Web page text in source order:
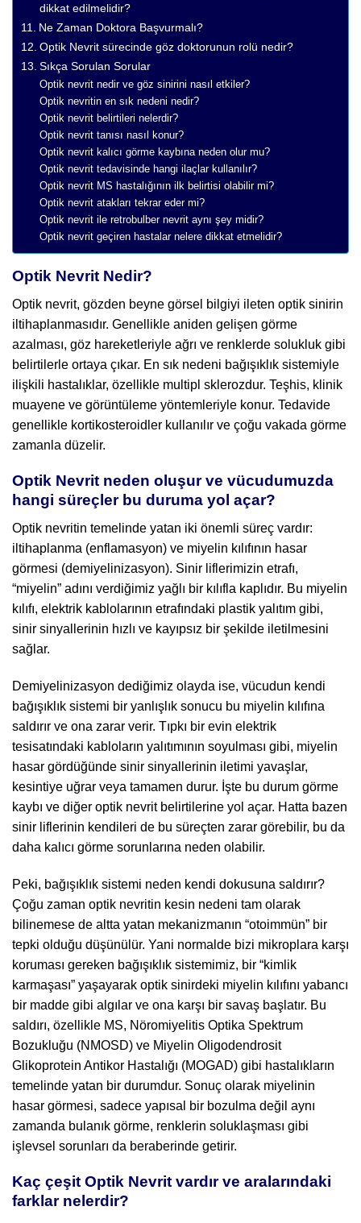
dikkat edilmelidir?
Ne Zaman Doktora Başvurmalı?
Optik Nevrit sürecinde göz doktorunun rolü nedir?
Sıkça Sorulan Sorular
Optik nevrit nedir ve göz sinirini nasıl etkiler?
Optik nevritin en sık nedeni nedir?
Optik nevrit belirtileri nelerdir?
Optik nevrit tanısı nasıl konur?
Optik nevrit kalıcı görme kaybına neden olur mu?
Optik nevrit tedavisinde hangi ilaçlar kullanılır?
Optik nevrit MS hastalığının ilk belirtisi olabilir mi?
Optik nevrit atakları tekrar eder mi?
Optik nevrit ile retrobulber nevrit aynı şey midir?
Optik nevrit geçiren hastalar nelere dikkat etmelidir?
Optik Nevrit Nedir?
Optik nevrit, gözden beyne görsel bilgiyi ileten optik sinirin
iltihaplanmasıdır. Genellikle aniden gelişen görme
azalması, göz hareketleriyle ağrı ve renklerde solukluk gibi
belirtilerle ortaya çıkar. En sık nedeni bağışıklık sistemiyle
ilişkili hastalıklar, özellikle multipl sklerozdur. Teşhis, klinik
muayene ve görüntüleme yöntemleriyle konur. Tedavide
genellikle kortikosteroidler kullanılır ve çoğu vakada görme
zamanla düzelir.
Optik Nevrit neden oluşur ve vücudumuzda
hangi süreçler bu duruma yol açar?
Optik nevritin temelinde yatan iki önemli süreç vardır:
iltihaplanma (enflamasyon) ve miyelin kılıfının hasar
görmesi (demiyelinizasyon). Sinir liflerimizin etrafı,
“miyelin” adını verdiğimiz yağlı bir kılıfla kaplıdır. Bu miyelin
kılıfı, elektrik kablolarının etrafındaki plastik yalıtım gibi,
sinir sinyallerinin hızlı ve kayıpsız bir şekilde iletilmesini
sağlar.
Demiyelinizasyon dediğimiz olayda ise, vücudun kendi
bağışıklık sistemi bir yanlışlık sonucu bu miyelin kılıfına
saldırır ve ona zarar verir. Tıpkı bir evin elektrik
tesisatındaki kabloların yalıtımının soyulması gibi, miyelin
hasar gördüğünde sinir sinyallerinin iletimi yavaşlar,
kesintiye uğrar veya tamamen durur. İşte bu durum görme
kaybı ve diğer optik nevrit belirtilerine yol açar. Hatta bazen
sinir liflerinin kendileri de bu süreçten zarar görebilir, bu da
daha kalıcı görme sorunlarına neden olabilir.
Peki, bağışıklık sistemi neden kendi dokusuna saldırır?
Çoğu zaman optik nevritin kesin nedeni tam olarak
bilinemese de altta yatan mekanizmanın “otoimmün” bir
tepki olduğu düşünülür. Yani normalde bizi mikroplara karşı
koruması gereken bağışıklık sistemimiz, bir “kimlik
karmaşası” yaşayarak optik sinirdeki miyelin kılıfını yabancı
bir madde gibi algılar ve ona karşı bir savaş başlatır. Bu
saldırı, özellikle MS, Nöromiyelitis Optika Spektrum
Bozukluğu (NMOSD) ve Miyelin Oligodendrosit
Glikoprotein Antikor Hastalığı (MOGAD) gibi hastalıkların
temelinde yatan bir durumdur. Sonuç olarak miyelinin
hasar görmesi, sadece yapısal bir bozulma değil aynı
zamanda bulanık görme, renklerin soluklaşması gibi
işlevsel sorunları da beraberinde getirir.
Kaç çeşit Optik Nevrit vardır ve aralarındaki
farklar nelerdir?